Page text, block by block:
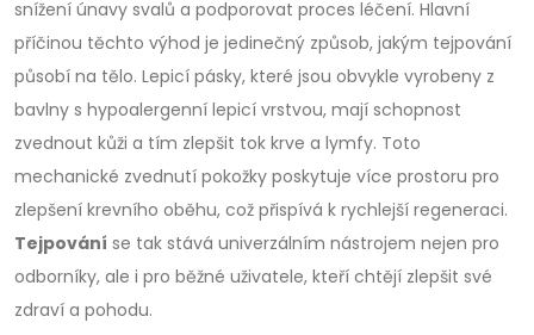
snížení únavy svalů a podporovat proces léčení. Hlavní
příčinou těchto výhod je jedinečný způsob, jakým tejpování
působí na tělo. Lepicí pásky, které jsou obvykle vyrobeny z
bavlny s hypoalergenní lepicí vrstvou, mají schopnost
zvednout kůži a tím zlepšit tok krve a lymfy. Toto
mechanické zvednutí pokožky poskytuje více prostoru pro
zlepšení krevního oběhu, což přispívá k rychlejší regeneraci.
Tejpování se tak stává univerzálním nástrojem nejen pro
odborníky, ale i pro běžné uživatele, kteří chtějí zlepšit své
zdraví a pohodu.